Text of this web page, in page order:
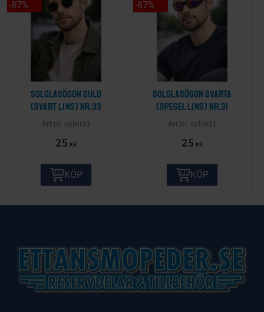
Solglasögon guld
(svart lins) nr.33
solnr33
25 KR
87%
KÖP
Solglasögon svarta
(spegel lins) nr.31
solnr31
25 KR
87%
KÖP